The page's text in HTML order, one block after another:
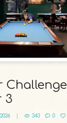
Challenge
3
343 0